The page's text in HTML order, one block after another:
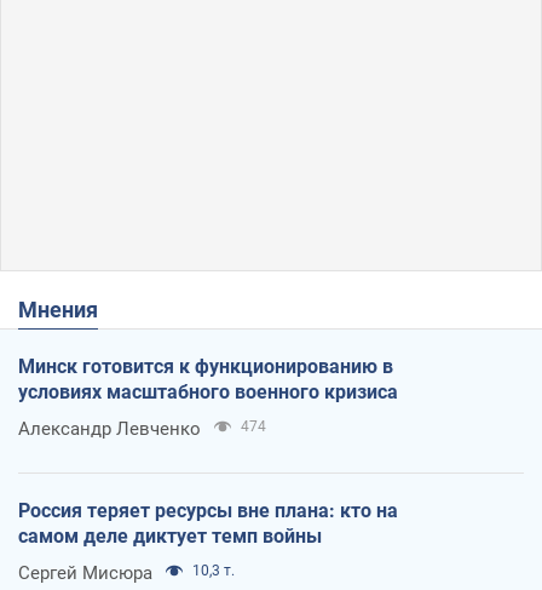
Мнения
Минск готовится к функционированию в
условиях масштабного военного кризиса
Александр Левченко 474
Россия теряет ресурсы вне плана: кто на
самом деле диктует темп войны
Сергей Мисюра 10,3 т.